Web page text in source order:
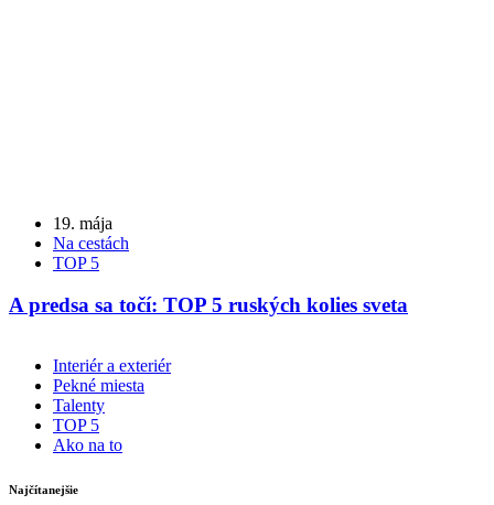
19. mája
Na cestách
TOP 5
A predsa sa točí: TOP 5 ruských kolies sveta
Interiér a exteriér
Pekné miesta
Talenty
TOP 5
Ako na to
Najčítanejšie